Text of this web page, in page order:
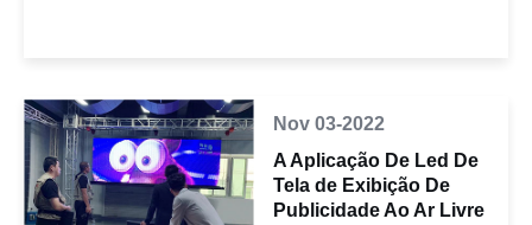
Nov 03-2022
A Aplicação De Led De
Tela de Exibição De
Publicidade Ao Ar Livre